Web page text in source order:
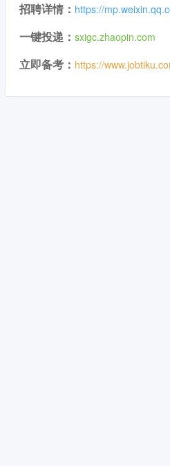
招聘详情： https://
一键投递： sxigc.zhaopin.com
立即备考： https://